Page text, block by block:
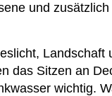
und
das Sitzen an
wichtig.